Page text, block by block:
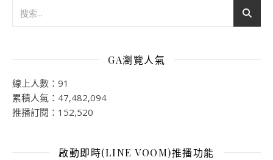
GA瀏覽人氣
線上人數：91
累積人氣：47,482,094
推播訂閱：152,520
啟動即時(LINE VOOM)推播功能